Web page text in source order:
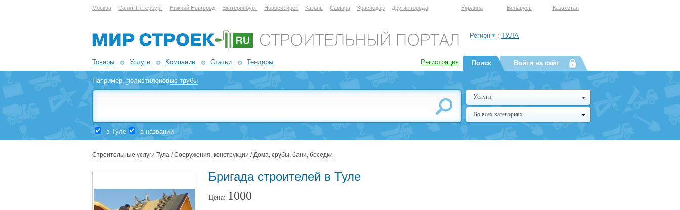
Москва Санкт-Петербург Нижний Новгород Екатеринбург Новосибирск Казань Самара Краснодар Другие города Украина Беларусь Казахстан
Товары Услуги Компании Статьи Тендеры Регистрация
Регион : ТУЛА
Например,полиэтиленовые трубы
в Туле в названии
Поиск Войти на сайт
Услуги
Во всех категориях
Строительные услуги Тула /Сооружения, конструкции /Дома, срубы, бани, беседки
Бригада строителей в Туле
Цена: 1000